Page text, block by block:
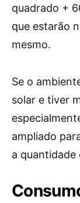
quadrado +
que estarão
mesmo.
Se o
solar e tiver
ampliado
a quantidade